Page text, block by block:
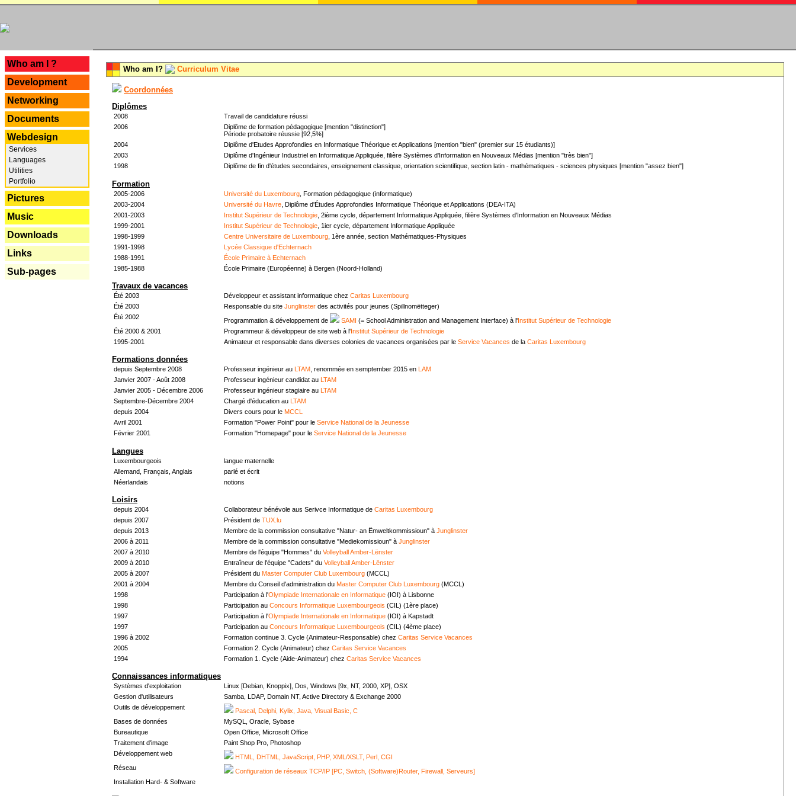
Who am I ?
Development
Networking
Documents
Webdesign
Services
Languages
Utilities
Portfolio
Pictures
Music
Downloads
Links
Sub-pages
Who am I? Curriculum Vitae
Coordonnées
Diplômes
2008
Travail de candidature réussi
2006
Diplôme de formation pédagogique [mention "distinction"]
Période probatoire réussie [92,5%]
2004
Diplôme d'Etudes Approfondies en Informatique Théorique et Applications [mention "bien" (premier sur 15 étudiants)]
2003
Diplôme d'Ingénieur Industriel en Informatique Appliquée, filière Systèmes d'Information en Nouveaux Médias [mention "très bien"]
1998
Diplôme de fin d'études secondaires, enseignement classique, orientation scientifique, section latin - mathématiques - sciences physiques [mention "assez bien"]
Formation
2005-2006 Université du Luxembourg , Formation pédagogique (informatique)
2003-2004
Université du Havre , Diplôme d'Études Approfondies Informatique Théorique et Applications (DEA-ITA)
2001-2003
Institut Supérieur de Technologie , 2ième cycle, département Informatique Appliquée, filière Systèmes d'Information en Nouveaux Médias
1999-2001
Institut Supérieur de Technologie , 1ier cycle, département Informatique Appliquée
1998-1999
Centre Universitaire de Luxembourg , 1ère année, section Mathématiques-Physiques
1991-1998
Lycée Classique d'Echternach
1988-1991
École Primaire à Echternach
1985-1988
École Primaire (Européenne) à Bergen (Noord-Holland)
Travaux de vacances
Été 2003 Développeur et assistant informatique chez Caritas Luxembourg
Été 2003
Responsable du site Junglinster des activités pour jeunes (Spillnomëtteger)
Été 2002
Programmation & développement de SAMI (= School Administration and Management Interface) à l'Institut Supérieur de Technologie
Été 2000 & 2001
Programmeur & développeur de site web à l'Institut Supérieur de Technologie
1995-2001
Animateur et responsable dans diverses colonies de vacances organisées par le Service Vacances de la Caritas Luxembourg
Formations données
depuis Septembre 2008 Professeur ingénieur au LTAM , renommée en semptember 2015 en
LAM
Janvier 2007 - Août 2008
Professeur ingénieur candidat au
LTAM
Janvier 2005 - Décembre 2006
Professeur ingénieur stagiaire au
LTAM
Septembre-Décembre 2004
Chargé d'éducation au
LTAM
depuis 2004
Divers cours pour le MCCL
Avril 2001
Formation "Power Point" pour le Service National de la Jeunesse
Février 2001
Formation "Homepage" pour le Service National de la Jeunesse
Langues
Luxembourgeois
langue maternelle
Allemand, Français, Anglais
parlé et écrit
Néerlandais
notions
Loisirs
depuis 2004 Collaborateur bénévole aus Serivce Informatique de Caritas Luxembourg
depuis 2007
Président de TUX.lu
depuis 2013
Membre de la commission consultative "Natur- an Ëmweltkommissioun" à Junglinster
2006 à 2011
Membre de la commission consultative "Mediekomissioun" à Junglinster
2007 à 2010
Membre de l'équipe "Hommes" du Volleyball Amber-Lënster
2009 à 2010
Entraîneur de l'équipe "Cadets" du Volleyball Amber-Lënster
2005 à 2007
Président du Master Computer Club Luxembourg (MCCL)
2001 à 2004
Membre du Conseil d'administration du Master Computer Club Luxembourg (MCCL)
1998
Participation à l'Olympiade Internationale en Informatique (IOI) à Lisbonne
1998
Participation au Concours Informatique Luxembourgeois (CIL) (1ère place)
1997
Participation à l'Olympiade Internationale en Informatique (IOI) à Kapstadt
1997
Participation au Concours Informatique Luxembourgeois (CIL) (4ème place)
1996 à 2002
Formation continue 3. Cycle (Animateur-Responsable) chez Caritas Service Vacances
2005
Formation 2. Cycle (Animateur) chez Caritas Service Vacances
1994
Formation 1. Cycle (Aide-Animateur) chez Caritas Service Vacances
Connaissances informatiques
Systèmes d'exploitation
Linux [Debian, Knoppix], Dos, Windows [9x, NT, 2000, XP], OSX
Gestion d'utilisateurs
Samba, LDAP, Domain NT, Active Directory & Exchange 2000
Outils de développement
Pascal, Delphi, Kylix, Java, Visual Basic, C
Bases de données
MySQL, Oracle, Sybase
Bureautique
Open Office, Microsoft Office
Traitement d'image
Paint Shop Pro, Photoshop
Développement web
HTML, DHTML, JavaScript, PHP, XML/XSLT, Perl, CGI
Réseau
Configuration de réseaux TCP/IP [PC, Switch, (Software)Router, Firewall, Serveurs]
Installation Hard- & Software